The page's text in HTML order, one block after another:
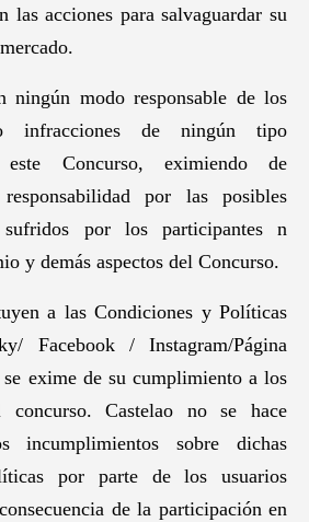
las acciones para salvaguardar su
ningún modo responsable de los
infracciones de ningún tipo
este Concurso, eximiendo de
por las posibles
por los participantes n
y demás aspectos del Concurso.
a las Condiciones y Políticas
Facebook / Instagram/Página
exime de su cumplimiento a los
concurso. Castelao no se hace
incumplimientos sobre dichas
por parte de los usuarios
de la participación en